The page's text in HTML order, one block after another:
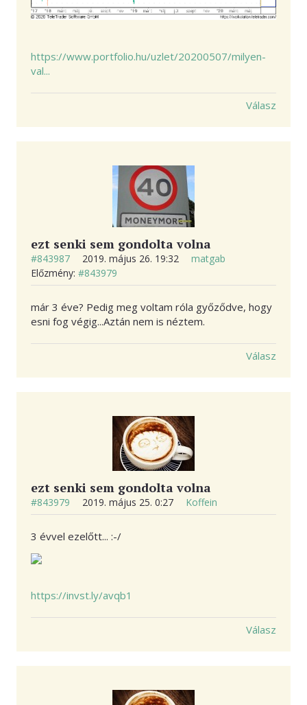
https://www.portfolio.hu/uzlet/20200507/milyen-
val...
Válasz
ezt senki sem gondolta volna
#843987 2019. május 26. 19:32
matgab
Előzmény: #843979
már 3 éve? Pedig meg voltam róla győződve, hogy
esni fog végig...Aztán nem is néztem.
Válasz
ezt senki sem gondolta volna
#843979 2019. május 25. 0:27 Koffein
3 évvel ezelőtt... :-/
https://invst.ly/avqb1
Válasz